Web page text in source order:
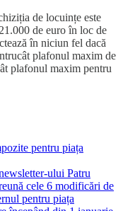
de locuințe este
de euro în loc de
în niciun fel dacă
plafonul maxim de
plafonul maxim pentru
pentru piața
ului Patru
cele 6 modificări de
pentru piața